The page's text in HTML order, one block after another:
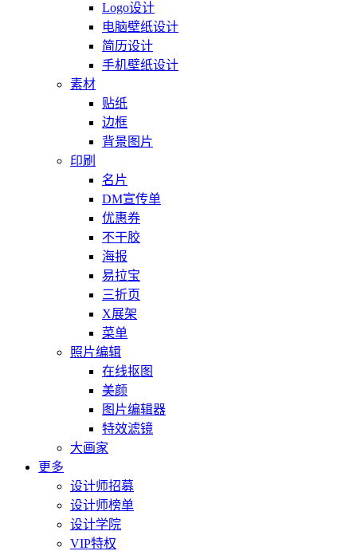
Logo设计
电脑壁纸设计
简历设计
手机壁纸设计
素材
贴纸
边框
背景图片
印刷
名片
DM宣传单
优惠券
不干胶
海报
易拉宝
三折页
X展架
菜单
照片编辑
在线抠图
美颜
图片编辑器
特效滤镜
大画家
更多
设计师招募
设计师榜单
设计学院
VIP特权